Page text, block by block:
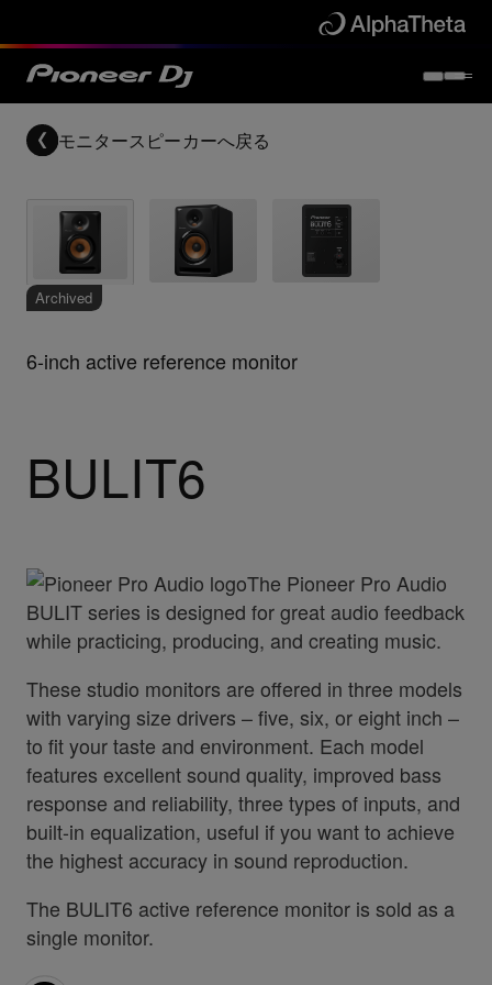
モニタースピーカーへ戻る
Archived
6-inch active reference monitor
BULIT6
The Pioneer Pro Audio
BULIT series is designed for great audio feedback
while practicing, producing, and creating music.
These studio monitors are offered in three models
with varying size drivers – five, six, or eight inch –
to fit your taste and environment. Each model
features excellent sound quality, improved bass
response and reliability, three types of inputs, and
built-in equalization, useful if you want to achieve
the highest accuracy in sound reproduction.
The BULIT6 active reference monitor is sold as a
single monitor.